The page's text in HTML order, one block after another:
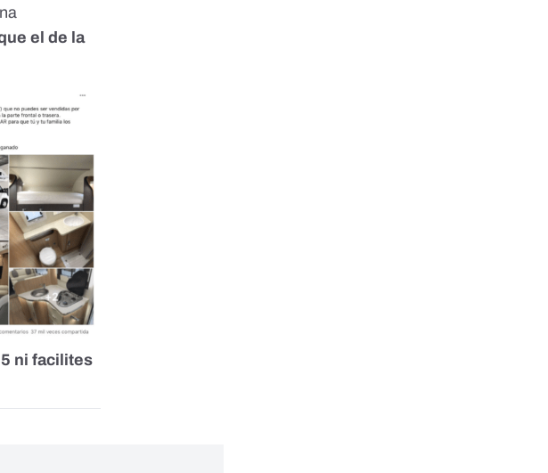
el de la
ni facilites